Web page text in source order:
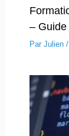
–
Par Julien /